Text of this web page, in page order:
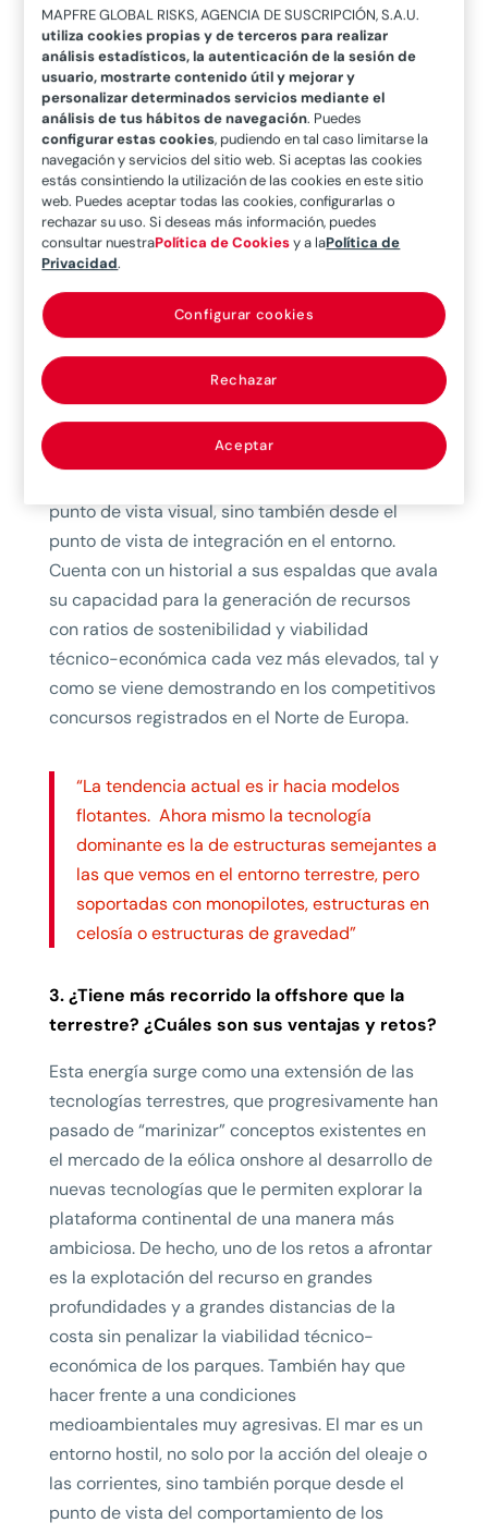
Desde nuestro punto de vista, la eólica marina
se está perfilando como un actor fundamental
en la transición energética. No solo por la
disponibilidad de recursos, sino también porque
la población a nivel mundial se concentra en el
ámbito costero, y porque existe una creciente
concienciación social y medioambiental que
favorece la exploración de vastas extensiones
en el espacio marítimo susceptibles de ser
explotadas. Aunque estemos empleando
términos tan agresivos -como explotar- esto se
puede y se debe llevar acabo de manera
sostenible, con estrategias que permitan la
reducción y mitigación de impactos, de manera
que sea posible obtener energía limpia del
entorno marino con impactos iguales o menores
punto de vista visual, sino también desde el
punto de vista de integración en el entorno.
Cuenta con un historial a sus espaldas que avala
su capacidad para la generación de recursos
con ratios de sostenibilidad y viabilidad
técnico-económica cada vez más elevados, tal y
como se viene demostrando en los competitivos
concursos registrados en el Norte de Europa.
“La tendencia actual es ir hacia modelos
flotantes. Ahora mismo la tecnología
dominante es la de estructuras semejantes a
las que vemos en el entorno terrestre, pero
soportadas con monopilotes, estructuras en
celosía o estructuras de gravedad”
3. ¿Tiene más recorrido la offshore que la
terrestre? ¿Cuáles son sus ventajas y retos?
Esta energía surge como una extensión de las
tecnologías terrestres, que progresivamente han
pasado de “marinizar” conceptos existentes en
el mercado de la eólica onshore al desarrollo de
nuevas tecnologías que le permiten explorar la
plataforma continental de una manera más
ambiciosa. De hecho, uno de los retos a afrontar
es la explotación del recurso en grandes
profundidades y a grandes distancias de la
costa sin penalizar la viabilidad técnico-
económica de los parques. También hay que
hacer frente a una condiciones
medioambientales muy agresivas. El mar es un
entorno hostil, no solo por la acción del oleaje o
las corrientes, sino también porque desde el
punto de vista del comportamiento de los
MAPFRE GLOBAL RISKS, AGENCIA DE SUSCRIPCIÓN, S.A.U.
utiliza cookies propias y de terceros para realizar
análisis estadísticos, la autenticación de la sesión de
usuario, mostrarte contenido útil y mejorar y
personalizar determinados servicios mediante el
análisis de tus hábitos de navegación. Puedes
configurar estas cookies, pudiendo en tal caso limitarse la
navegación y servicios del sitio web. Si aceptas las cookies
estás consintiendo la utilización de las cookies en este sitio
web. Puedes aceptar todas las cookies, configurarlas o
rechazar su uso. Si deseas más información, puedes
consultar nuestraPolítica de Cookiesy a laPolítica de
Privacidad.
Rechazar
Aceptar
Configurar cookies